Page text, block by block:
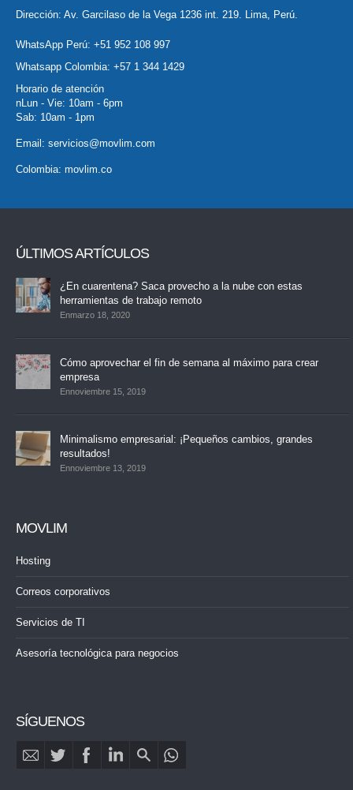
Dirección: Av. Garcilaso de la Vega 1236 int. 219. Lima, Perú.
WhatsApp Perú: +51 952 108 997
Whatsapp Colombia: +57 1 344 1429
Horario de atención
nLun - Vie: 10am - 6pm
Sab: 10am - 1pm
Email: servicios@movlim.com
Colombia: movlim.co
ÚLTIMOS ARTÍCULOS
¿En cuarentena? Saca provecho a la nube con estas
herramientas de trabajo remoto
Enmarzo 18, 2020
Cómo aprovechar el fin de semana al máximo para crear
empresa
Ennoviembre 15, 2019
Minimalismo empresarial: ¡Pequeños cambios, grandes
resultados!
Ennoviembre 13, 2019
MOVLIM
Hosting
Correos corporativos
Servicios de TI
Asesoría tecnológica para negocios
SÍGUENOS